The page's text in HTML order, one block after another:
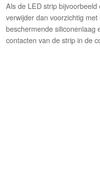
Als de LED strip
verwijder dan voorzichtig
beschermende siliconenlaag
contacten van de strip in de